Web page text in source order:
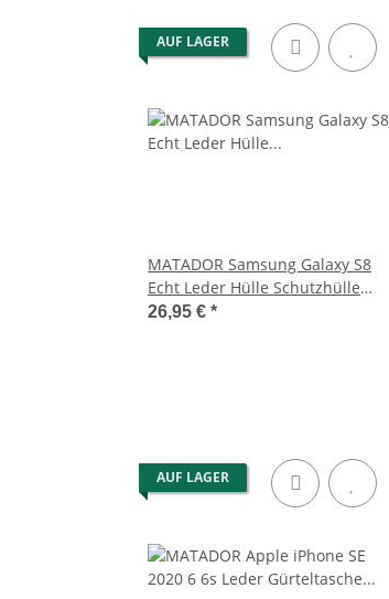
AUF LAGER
MATADOR Samsung Galaxy S8
Echt Leder Hülle Schutzhülle
Magnet Braun
26,95 € *
AUF LAGER